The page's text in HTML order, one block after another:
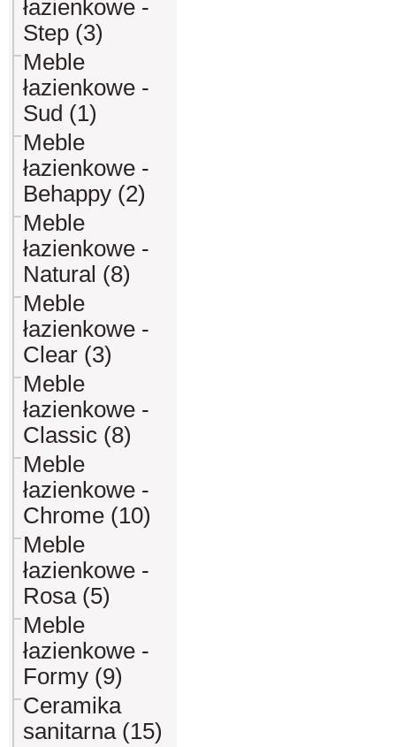
łazienkowe -
Step (3)
Meble
łazienkowe -
Sud (1)
Meble
łazienkowe -
Behappy (2)
Meble
łazienkowe -
Natural (8)
Meble
łazienkowe -
Clear (3)
Meble
łazienkowe -
Classic (8)
Meble
łazienkowe -
Chrome (10)
Meble
łazienkowe -
Rosa (5)
Meble
łazienkowe -
Formy (9)
Ceramika
sanitarna (15)